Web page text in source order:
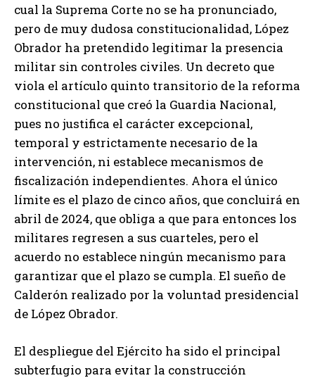
cual la Suprema Corte no se ha pronunciado,
pero de muy dudosa constitucionalidad, López
Obrador ha pretendido legitimar la presencia
militar sin controles civiles. Un decreto que
viola el artículo quinto transitorio de la reforma
constitucional que creó la Guardia Nacional,
pues no justifica el carácter excepcional,
temporal y estrictamente necesario de la
intervención, ni establece mecanismos de
fiscalización independientes. Ahora el único
límite es el plazo de cinco años, que concluirá en
abril de 2024, que obliga a que para entonces los
militares regresen a sus cuarteles, pero el
acuerdo no establece ningún mecanismo para
garantizar que el plazo se cumpla. El sueño de
Calderón realizado por la voluntad presidencial
de López Obrador.
El despliegue del Ejército ha sido el principal
subterfugio para evitar la construcción